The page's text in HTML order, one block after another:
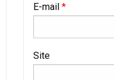
E-mail *
Site